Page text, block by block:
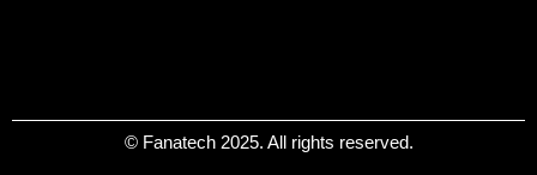
© Fanatech 2025. All rights reserved.